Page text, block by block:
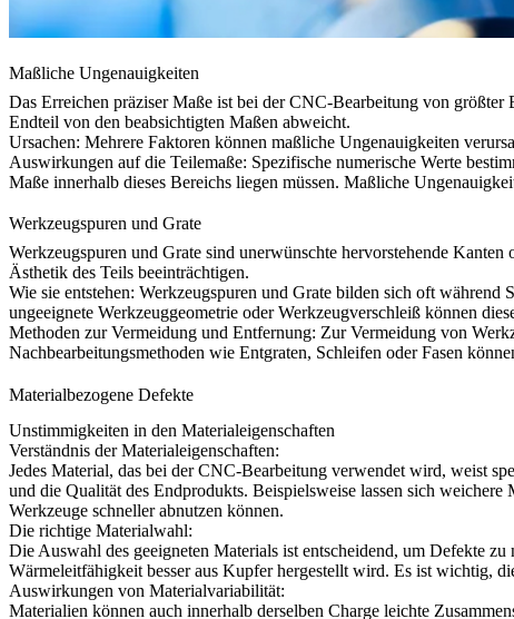
Maßliche Ungenauigkeiten
Das Erreichen präziser Maße ist bei der CNC-Bearbeitung von
Endteil von den beabsichtigten Maßen abweicht.
Ursachen: Mehrere Faktoren können maßliche Ungenauigkeiten
Auswirkungen auf die Teilemaße: Spezifische numerische Werte
Maße innerhalb dieses Bereichs liegen müssen. Maßliche
Werkzeugspuren und Grate
Werkzeugspuren und Grate sind unerwünschte hervorstehende
Ästhetik des Teils beeinträchtigen.
Wie sie entstehen: Werkzeugspuren und Grate bilden sich oft
ungeeignete Werkzeuggeometrie oder Werkzeugverschleiß können
Methoden zur Vermeidung und Entfernung: Zur Vermeidung von
Nachbearbeitungsmethoden wie Entgraten, Schleifen oder Fasen
Materialbezogene Defekte
Unstimmigkeiten in den Materialeigenschaften
Verständnis der Materialeigenschaften:
Jedes Material, das bei der CNC-Bearbeitung verwendet wird, weist
und die Qualität des Endprodukts. Beispielsweise lassen sich
Werkzeuge schneller abnutzen können.
Die richtige Materialwahl:
Die Auswahl des geeigneten Materials ist entscheidend, um Defekte
Wärmeleitfähigkeit besser aus Kupfer hergestellt wird. Es ist wichtig,
Auswirkungen von Materialvariabilität:
Materialien können auch innerhalb derselben Charge leichte